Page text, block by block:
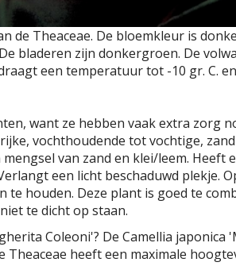
de Theaceae. De bloemkleur is
bladeren zijn donkergroen. De
een temperatuur tot -10 gr. C.
want ze hebben vaak extra zorg
vochthoudende tot vochtige,
van zand en klei/leem. Heeft
een licht beschaduwd plekje.
te houden. Deze plant is goed te
te dicht op staan.
Coleoni'? De Camellia japonica
Theaceae heeft een maximale